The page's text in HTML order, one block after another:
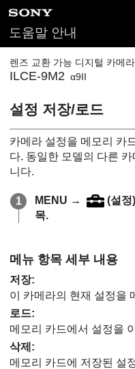
도움말 안내
렌즈 교환 가능 디지털 카메라
ILCE-9M2 α9II
설정 저장/로드
카메라 설정을 메모리 카
다. 동일한 모델의 다른
니다.
MENU → (설정
목.
메뉴 항목 세부 내용
저장:
이 카메라의 현재 설정을
로드:
메모리 카드에서 설정을
삭제 :
메모리 카드에 저장된 설